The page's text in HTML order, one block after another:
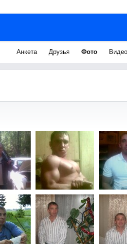
Анкета Друзья Фото Видео